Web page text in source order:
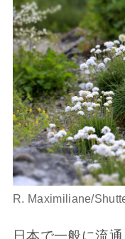
R. Maximiliane/
日本で一般に流